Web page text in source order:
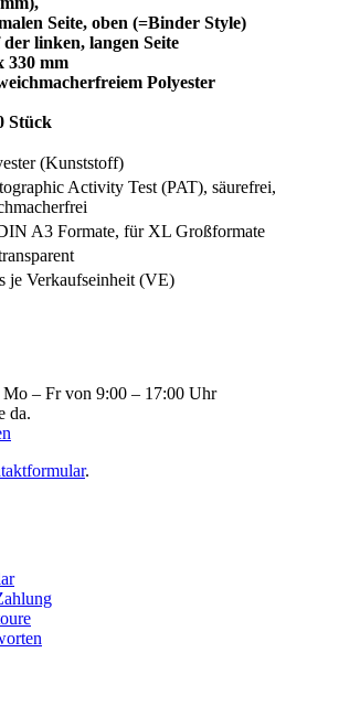
Seite, oben (=Binder Style)
linken, langen Seite
330 mm
Polyester
Stück
(Kunststoff)
Activity Test (PAT), säurefrei,
A3 Formate, für XL Großformate
je Verkaufseinheit (VE)
Mo – Fr von 9:00 – 17:00 Uhr
da.
.